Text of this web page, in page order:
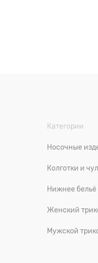
Категории
Носочные
Колготки и
Нижнее бельё
Женский
Мужской